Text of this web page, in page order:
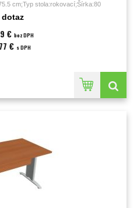
cm;Typ stola:rokovací;Šírka:80
dotaz
€ bez DPH
€ s DPH